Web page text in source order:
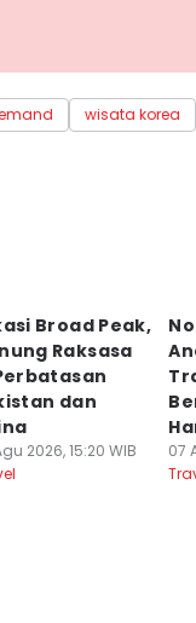
wisata korea
Broad Peak,
Raksasa
dan
2026, 15:20 WIB
07